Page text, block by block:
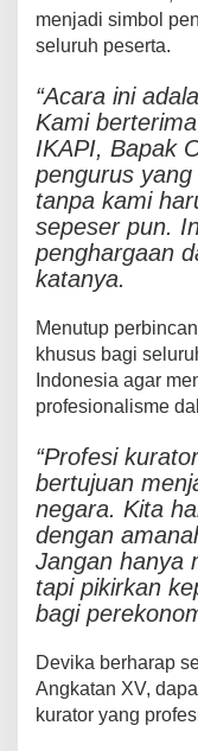
menjadi simbol
seluruh peserta.
“Acara ini
Kami
IKAPI, Bapak
pengurus
tanpa kami
sepeser pun.
penghargaan
katanya.
Menutup
khusus bagi
Indonesia agar
profesionalisme
“Profesi
bertujuan
negara. Kita
dengan
Jangan hanya
tapi pikirkan
bagi
Devika berharap
Angkatan XV,
kurator yang